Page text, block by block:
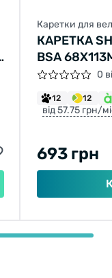
Каретки для
КАРЕТКА
BSA
БОЛТІВ
0
12 12
від 57.75 грн/
693 грн